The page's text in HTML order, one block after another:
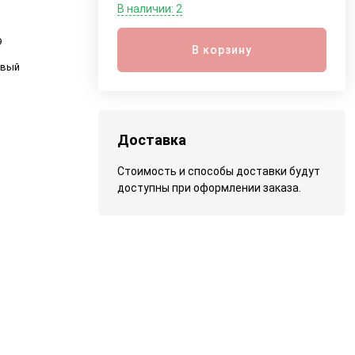
В наличии: 2
В корзину
Доставка
Стоимость и способы доставки будут
доступны при оформлении заказа.